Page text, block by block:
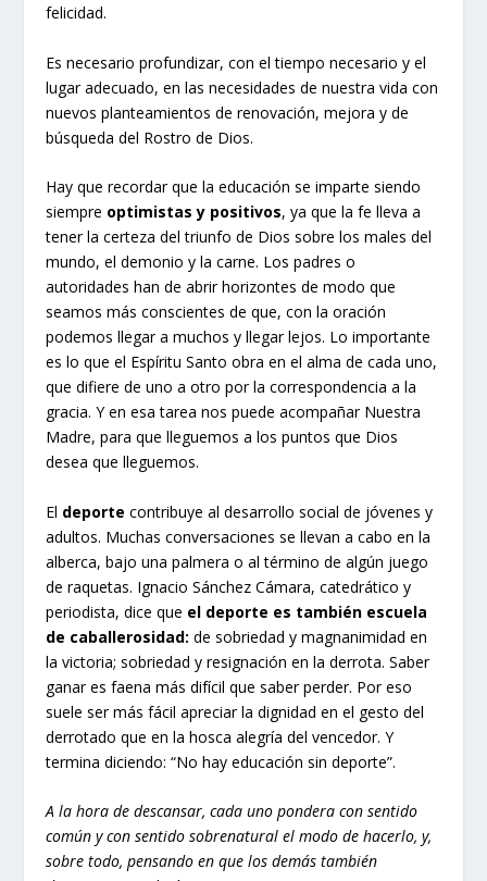
felicidad.
Es necesario profundizar, con el tiempo necesario y el
lugar adecuado, en las necesidades de nuestra vida con
nuevos planteamientos de renovación, mejora y de
búsqueda del Rostro de Dios.
Hay que recordar que la educación se imparte siendo
siempre optimistas y positivos, ya que la fe lleva a
tener la certeza del triunfo de Dios sobre los males del
mundo, el demonio y la carne. Los padres o
autoridades han de abrir horizontes de modo que
seamos más conscientes de que, con la oración
podemos llegar a muchos y llegar lejos. Lo importante
es lo que el Espíritu Santo obra en el alma de cada uno,
que difiere de uno a otro por la correspondencia a la
gracia. Y en esa tarea nos puede acompañar Nuestra
Madre, para que lleguemos a los puntos que Dios
desea que lleguemos.
El deporte contribuye al desarrollo social de jóvenes y
adultos. Muchas conversaciones se llevan a cabo en la
alberca, bajo una palmera o al término de algún juego
de raquetas. Ignacio Sánchez Cámara, catedrático y
periodista, dice que el deporte es también escuela
de caballerosidad: de sobriedad y magnanimidad en
la victoria; sobriedad y resignación en la derrota. Saber
ganar es faena más difícil que saber perder. Por eso
suele ser más fácil apreciar la dignidad en el gesto del
derrotado que en la hosca alegría del vencedor. Y
termina diciendo: “No hay educación sin deporte”.
A la hora de descansar, cada uno pondera con sentido
común y con sentido sobrenatural el modo de hacerlo, y,
sobre todo, pensando en que los demás también